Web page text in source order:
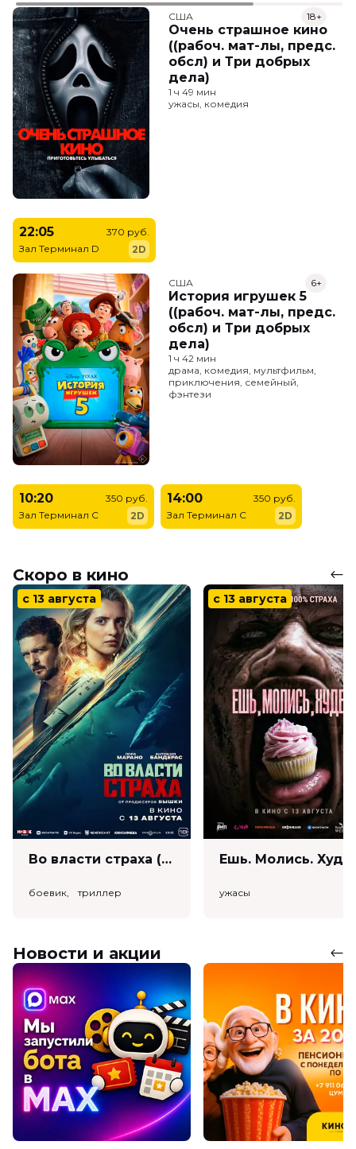
США
Очень страшное кино
((рабоч. мат-лы, предс.
обсл) и Три добрых
дела)
18+
1 ч 49 мин
ужасы, комедия
22:05
Зал Терминал D
370 руб.
2D
США
История игрушек 5
((рабоч. мат-лы, предс.
обсл) и Три добрых
дела)
6+
1 ч 42 мин
драма, комедия, мультфильм,
приключения, семейный,
фэнтези
10:20
Зал Терминал C
350 руб.
2D
14:00
Зал Терминал C
350 руб.
2D
Скоро в кино
с 13 августа
Во власти страха (18+)
боевик, триллер
с 13 августа
ужасы
Новости и акции